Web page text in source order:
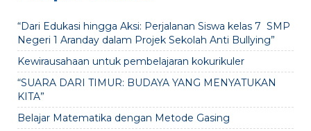
“Dari Edukasi hingga Aksi: Perjalanan Siswa kelas 7 SMP
Negeri 1 Aranday dalam Projek Sekolah Anti Bullying”
Kewirausahaan untuk pembelajaran kokurikuler
“SUARA DARI TIMUR: BUDAYA YANG MENYATUKAN
KITA”
Belajar Matematika dengan Metode Gasing